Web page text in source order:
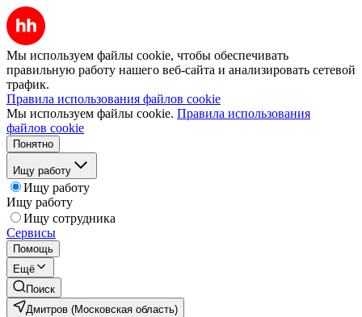
Мы используем файлы cookie, чтобы обеспечивать
правильную работу нашего веб-сайта и анализировать сетевой
трафик.
Правила использования файлов cookie
Мы используем файлы cookie. Правила использования
файлов cookie
Понятно
Ищу работу
Ищу работу
Ищу работу
Ищу сотрудника
Сервисы
Помощь
Ещё
Поиск
Дмитров (Московская область)